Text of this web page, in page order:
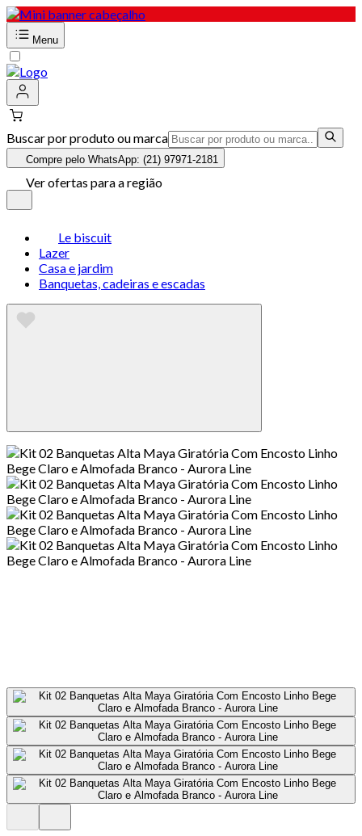
Menu
Buscar por produto ou marca
Compre pelo WhatsApp: (21) 97971-2181
Ver ofertas para a região
Le biscuit
Lazer
Casa e jardim
Banquetas, cadeiras e escadas